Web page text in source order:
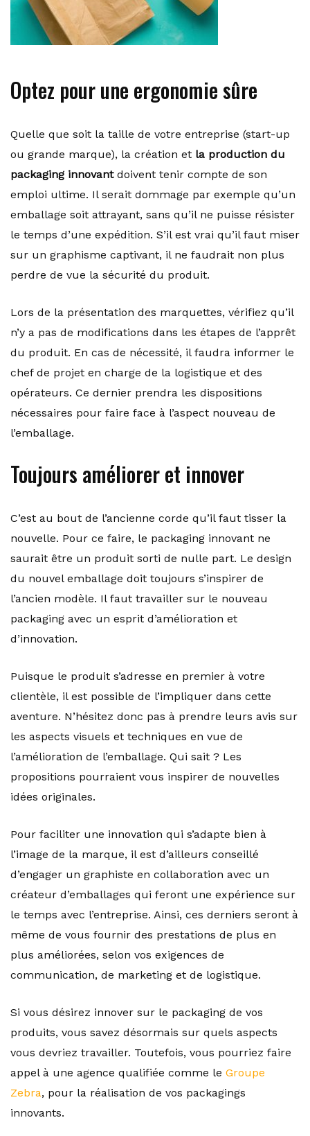
Optez pour une ergonomie sûre
Quelle que soit la taille de votre entreprise (start-up
ou grande marque), la création et la production du
packaging innovantdoivent tenir compte de son
emploi ultime. Il serait dommage par exemple qu’un
emballage soit attrayant, sans qu’il ne puisse résister
le temps d’une expédition. S’il est vrai qu’il faut miser
sur un graphisme captivant, il ne faudrait non plus
perdre de vue la sécurité du produit.
Lors de la présentation des marquettes, vérifiez qu’il
n’y a pas de modifications dans les étapes de l’apprêt
du produit. En cas de nécessité, il faudra informer le
chef de projet en charge de la logistique et des
opérateurs. Ce dernier prendra les dispositions
nécessaires pour faire face à l’aspect nouveau de
l’emballage.
Toujours améliorer et innover
C’est au bout de l’ancienne corde qu’il faut tisser la
nouvelle. Pour ce faire, le packaging innovant ne
saurait être un produit sorti de nulle part. Le design
du nouvel emballage doit toujours s’inspirer de
l’ancien modèle. Il faut travailler sur le nouveau
packaging avec un esprit d’amélioration et
d’innovation.
Puisque le produit s’adresse en premier à votre
clientèle, il est possible de l’impliquer dans cette
aventure. N’hésitez donc pas à prendre leurs avis sur
les aspects visuels et techniques en vue de
l’amélioration de l’emballage. Qui sait ? Les
propositions pourraient vous inspirer de nouvelles
idées originales.
Pour faciliter une innovation qui s’adapte bien à
l’image de la marque, il est d’ailleurs conseillé
d’engager un graphiste en collaboration avec un
créateur d’emballages qui feront une expérience sur
le temps avec l’entreprise. Ainsi, ces derniers seront à
même de vous fournir des prestations de plus en
plus améliorées, selon vos exigences de
communication, de marketing et de logistique.
Si vous désirez innover sur le packaging de vos
produits, vous savez désormais sur quels aspects
vous devriez travailler. Toutefois, vous pourriez faire
appel à une agence qualifiée comme le Groupe
Zebra, pour la réalisation de vos packagings
innovants.